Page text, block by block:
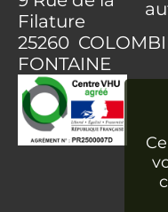
Filature
25260
FONTAINE